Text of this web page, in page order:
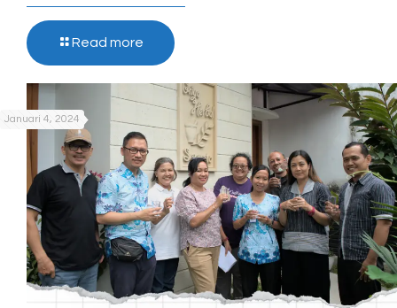
Read more
Januari 4, 2024